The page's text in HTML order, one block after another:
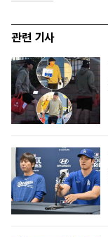
관련 기사